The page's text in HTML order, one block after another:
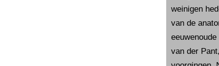
weinigen
van de
van der